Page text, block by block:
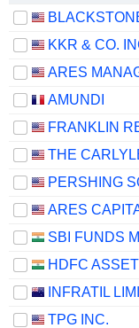
KKR & CO.
AMUNDI
PERSHING
INFRATIL
TPG INC.